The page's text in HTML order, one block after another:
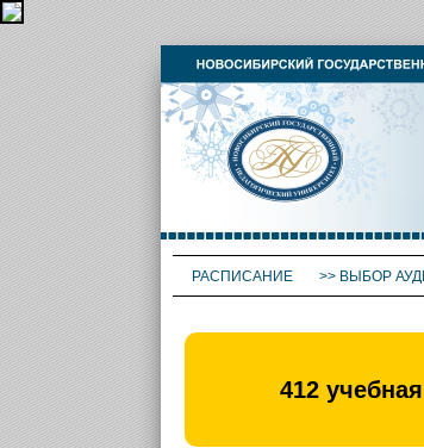
РАСПИСАНИЕ >> ВЫБОР
412